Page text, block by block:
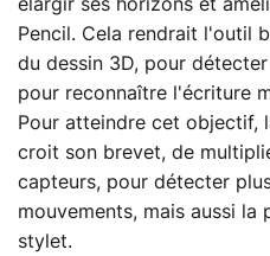
élargir ses horizons et
Pencil. Cela rendrait l'outil
du dessin 3D, pour
pour reconnaître l'écriture
Pour atteindre cet objectif,
croit son brevet, de
capteurs, pour détecter
mouvements, mais aussi la
stylet.